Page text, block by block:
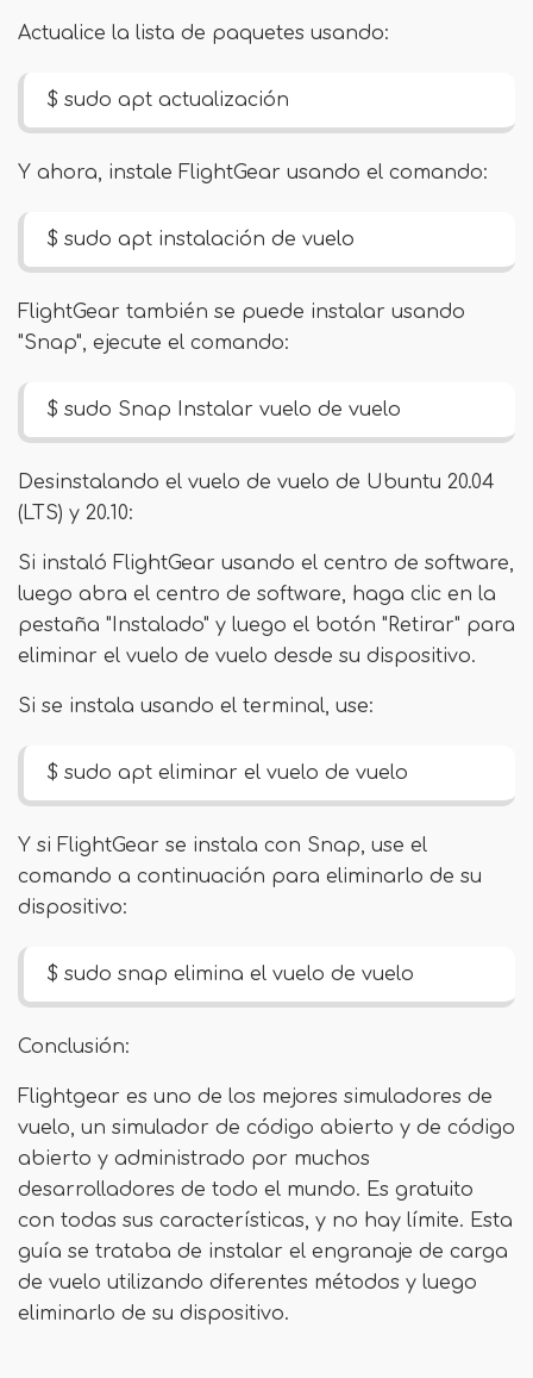
Actualice la lista de paquetes usando:
$ sudo apt actualización
Y ahora, instale FlightGear usando el comando:
$ sudo apt instalación de vuelo
FlightGear también se puede instalar usando
"Snap", ejecute el comando:
$ sudo Snap Instalar vuelo de vuelo
Desinstalando el vuelo de vuelo de Ubuntu 20.04
(LTS) y 20.10:
Si instaló FlightGear usando el centro de software,
luego abra el centro de software, haga clic en la
pestaña "Instalado" y luego el botón "Retirar" para
eliminar el vuelo de vuelo desde su dispositivo.
Si se instala usando el terminal, use:
$ sudo apt eliminar el vuelo de vuelo
Y si FlightGear se instala con Snap, use el
comando a continuación para eliminarlo de su
dispositivo:
$ sudo snap elimina el vuelo de vuelo
Conclusión:
Flightgear es uno de los mejores simuladores de
vuelo, un simulador de código abierto y de código
abierto y administrado por muchos
desarrolladores de todo el mundo. Es gratuito
con todas sus características, y no hay límite. Esta
guía se trataba de instalar el engranaje de carga
de vuelo utilizando diferentes métodos y luego
eliminarlo de su dispositivo.